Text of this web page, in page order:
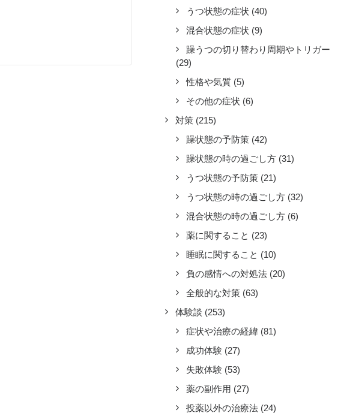
うつ状態の症状 (40)
混合状態の症状 (9)
躁うつの切り替わり周期やトリガー
(29)
性格や気質 (5)
その他の症状 (6)
対策 (215)
躁状態の予防策 (42)
躁状態の時の過ごし方 (31)
うつ状態の予防策 (21)
うつ状態の時の過ごし方 (32)
混合状態の時の過ごし方 (6)
薬に関すること (23)
睡眠に関すること (10)
負の感情への対処法 (20)
全般的な対策 (63)
体験談 (253)
症状や治療の経緯 (81)
成功体験 (27)
失敗体験 (53)
薬の副作用 (27)
投薬以外の治療法 (24)